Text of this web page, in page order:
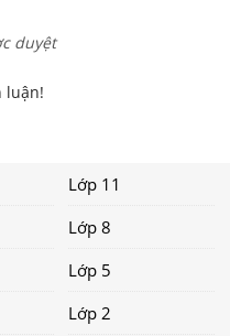
duyệt
luận!
Lớp 11
Lớp 8
Lớp 5
Lớp 2